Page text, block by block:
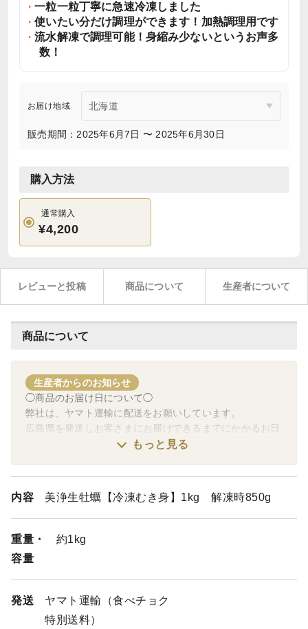
一粒一粒丁寧に急速冷凍しました
使いたい分だけ調理ができます！加熱調理用です
流水解凍で調理可能！身縮み少ないというお声多
数！
お届け地域
販売期間：2025年6月7日 〜 2025年6月30日
購入方法
通常購入
¥4,200
レビューと投稿 商品について 生産者について
商品について
生産者からのお知らせ
◯商品のお届け日について◯
弊社は、ヤマト運輸に配送をお願いしています。
広島県を発送しお客さまにお届けできるまでにかかるお日
にちは、画像にある通りです。
③地域：発送日から翌々日午前中から選択可能
※冷凍商品は、1〜2日早めに発送することがあります。
お届け希望日に届きますので、よろしくお願い致します。
時間帯に遅れが生じる場合が稀にあります。
もっと見る
内容 美浄生牡蠣【冷凍むき身】1kg 解凍時850g
重量・
容量
約1kg
発送
ヤマト運輸（食べチョク
特別送料）